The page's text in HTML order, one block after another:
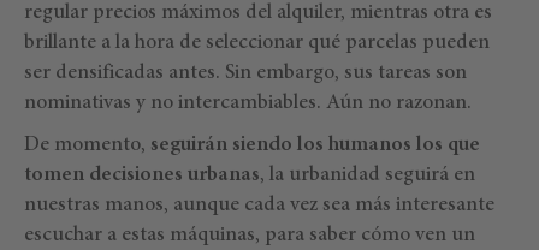
regular precios máximos del alquiler, mientras otra es
brillante a la hora de seleccionar qué parcelas pueden
ser densificadas antes. Sin embargo, sus tareas son
nominativas y no intercambiables. Aún no razonan.
De momento, seguirán siendo los humanos los que
tomen decisiones urbanas, la urbanidad seguirá en
nuestras manos, aunque cada vez sea más interesante
escuchar a estas máquinas, para saber cómo ven un